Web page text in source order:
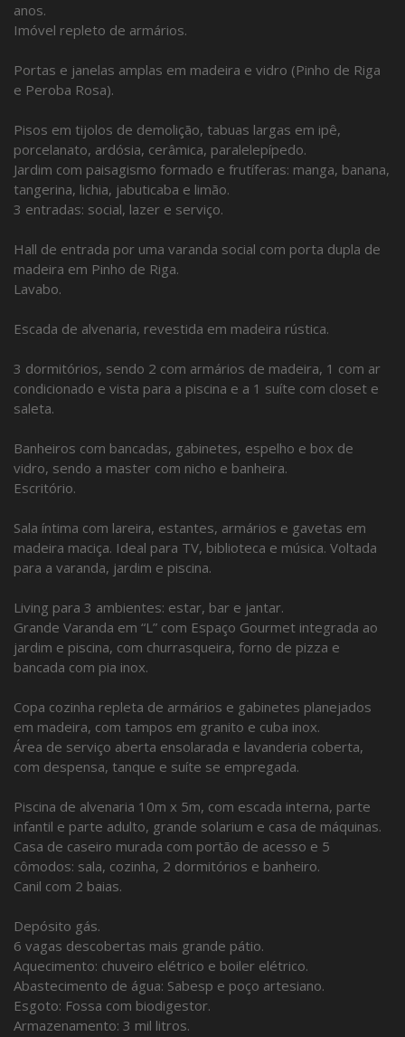
anos.
Imóvel repleto de armários.
Portas e janelas amplas em madeira e vidro (Pinho de Riga
e Peroba Rosa).
Pisos em tijolos de demolição, tabuas largas em ipê,
porcelanato, ardósia, cerâmica, paralelepípedo.
Jardim com paisagismo formado e frutíferas: manga, banana,
tangerina, lichia, jabuticaba e limão.
3 entradas: social, lazer e serviço.
Hall de entrada por uma varanda social com porta dupla de
madeira em Pinho de Riga.
Lavabo.
Escada de alvenaria, revestida em madeira rústica.
3 dormitórios, sendo 2 com armários de madeira, 1 com ar
condicionado e vista para a piscina e a 1 suíte com closet e
saleta.
Banheiros com bancadas, gabinetes, espelho e box de
vidro, sendo a master com nicho e banheira.
Escritório.
Sala íntima com lareira, estantes, armários e gavetas em
madeira maciça. Ideal para TV, biblioteca e música. Voltada
para a varanda, jardim e piscina.
Living para 3 ambientes: estar, bar e jantar.
Grande Varanda em “L” com Espaço Gourmet integrada ao
jardim e piscina, com churrasqueira, forno de pizza e
bancada com pia inox.
Copa cozinha repleta de armários e gabinetes planejados
em madeira, com tampos em granito e cuba inox.
Área de serviço aberta ensolarada e lavanderia coberta,
com despensa, tanque e suíte se empregada.
Piscina de alvenaria 10m x 5m, com escada interna, parte
infantil e parte adulto, grande solarium e casa de máquinas.
Casa de caseiro murada com portão de acesso e 5
cômodos: sala, cozinha, 2 dormitórios e banheiro.
Canil com 2 baias.
Depósito gás.
6 vagas descobertas mais grande pátio.
Aquecimento: chuveiro elétrico e boiler elétrico.
Abastecimento de água: Sabesp e poço artesiano.
Esgoto: Fossa com biodigestor.
Armazenamento: 3 mil litros.